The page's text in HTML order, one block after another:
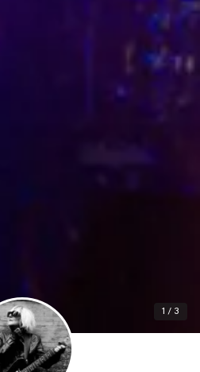
1 / 3